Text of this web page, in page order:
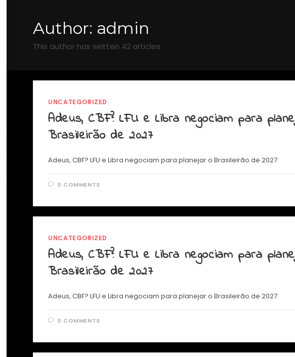
Author: admin
This author has written 42 articles
UNCATEGORIZED
Adeus, CBF? LFU e Libra negociam para
Brasileirão de 2027
Adeus, CBF? LFU e Libra negociam para planejar o Brasileirão de 2027
0 COMMENTS
UNCATEGORIZED
Adeus, CBF? LFU e Libra negociam para
Brasileirão de 2027
Adeus, CBF? LFU e Libra negociam para planejar o Brasileirão de 2027
0 COMMENTS